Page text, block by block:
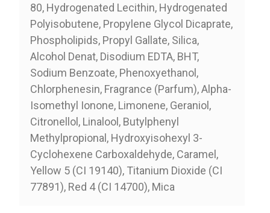
80, Hydrogenated Lecithin, Hydrogenated
Polyisobutene, Propylene Glycol Dicaprate,
Phospholipids, Propyl Gallate, Silica,
Alcohol Denat, Disodium EDTA, BHT,
Sodium Benzoate, Phenoxyethanol,
Chlorphenesin, Fragrance (Parfum), Alpha-
Isomethyl Ionone, Limonene, Geraniol,
Citronellol, Linalool, Butylphenyl
Methylpropional, Hydroxyisohexyl 3-
Cyclohexene Carboxaldehyde, Caramel,
Yellow 5 (CI 19140), Titanium Dioxide (CI
77891), Red 4 (CI 14700), Mica